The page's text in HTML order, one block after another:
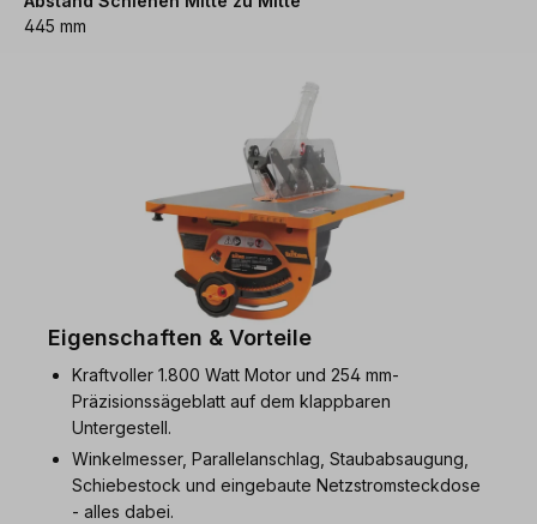
445 mm
Eigenschaften & Vorteile
Kraftvoller 1.800 Watt Motor und 254 mm-
Präzisionssägeblatt auf dem klappbaren
Untergestell.
Winkelmesser, Parallelanschlag, Staubabsaugung,
Schiebestock und eingebaute Netzstromsteckdose
- alles dabei.